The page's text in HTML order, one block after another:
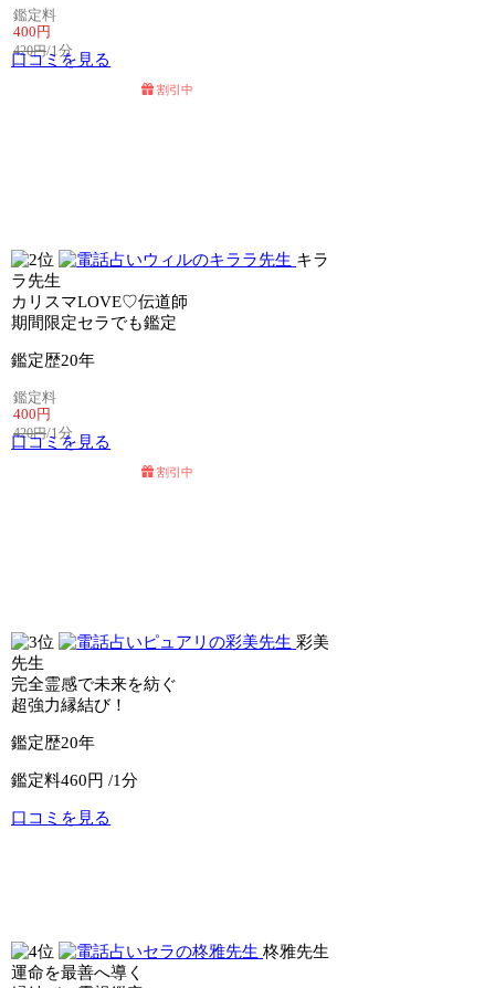
鑑定料
400円
420円/1分
口コミを見る
割引中
キラ
ラ先生
カリスマLOVE♡伝道師
期間限定セラでも鑑定
鑑定歴20年
鑑定料
400円
420円/1分
口コミを見る
割引中
彩美
先生
完全霊感で未来を紡ぐ
超強力縁結び！
鑑定歴20年
鑑定料460円 /1分
口コミを見る
柊雅先生
運命を最善へ導く